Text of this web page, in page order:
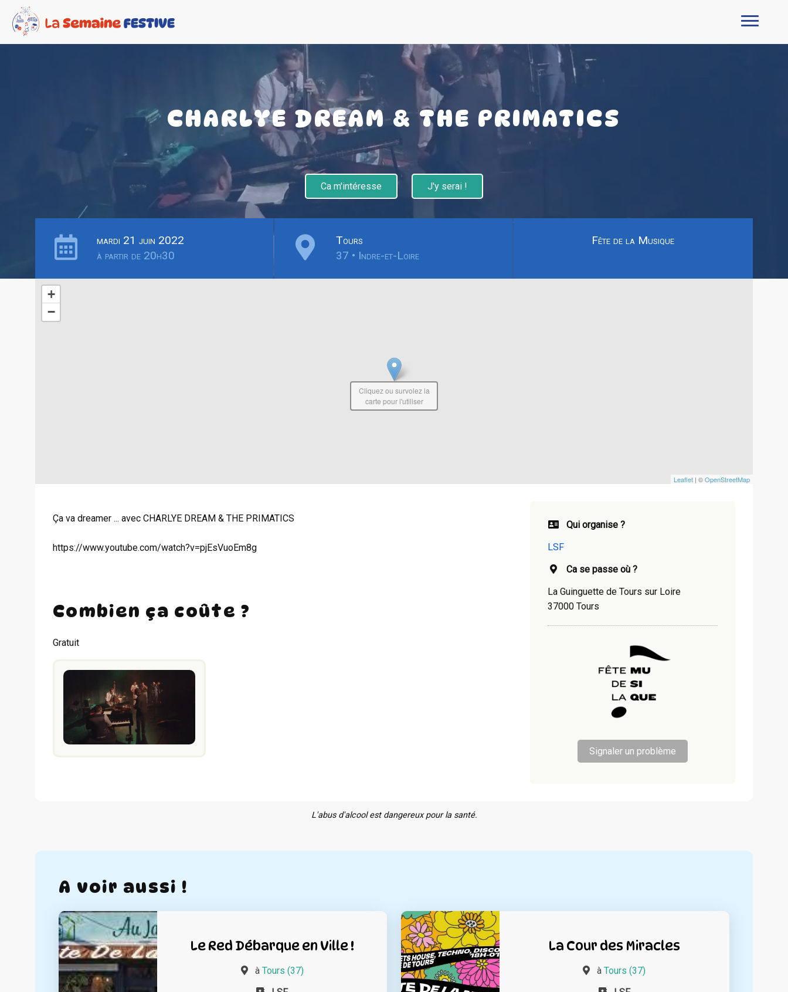
CHARLYE DREAM & THE PRIMATICS
Ca m'intéresse J'y serai !
mardi 21 juin 2022
à partir de 20h30
Tours
37 • Indre-et-Loire
Fête de la Musique
+
−
Leaflet | ©OpenStreetMap
Cliquez ou survolez la
carte pour l'utiliser
Ça va dreamer ... avec CHARLYE DREAM & THE PRIMATICS
https://www.youtube.com/watch?v=pjEsVuoEm8g
Combien ça coûte ?
Gratuit
Qui organise ?
LSF
Ca se passe où ?
La Guinguette de Tours sur Loire
37000 Tours
Signaler un problème
L'abus d'alcool est dangereux pour la santé.
A voir aussi !
Le Red Débarque en Ville !
à Tours (37)
La Cour des Miracles
àTours (37)